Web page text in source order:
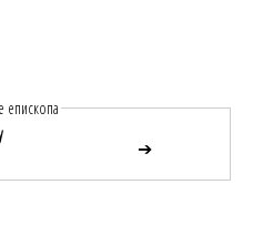
епископа
➔